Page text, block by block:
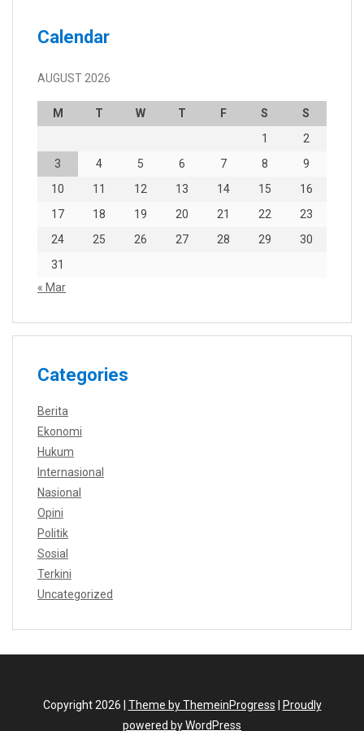
Calendar
AUGUST 2026
M T W T F S
S
1
2
3
4 5 6 7 8
9
10
11 12 13 14 15
16
17
18 19 20 21 22
23
24
25 26 27 28 29
30
31
« Mar
Categories
Berita
Ekonomi
Hukum
Internasional
Nasional
Opini
Politik
Sosial
Terkini
Uncategorized
Copyright 2026 | Theme by ThemeinProgress
Proudly
powered by WordPress